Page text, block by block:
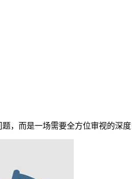
，而是一场需要全方位审视的深度